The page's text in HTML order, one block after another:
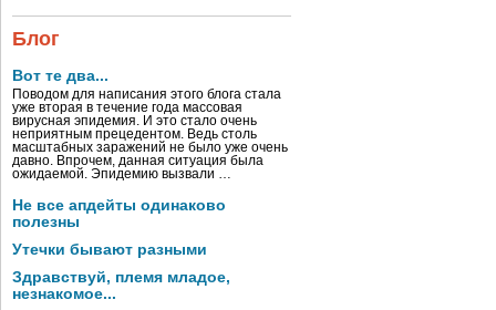
Блог
Вот те два...
Поводом для написания этого блога стала
уже вторая в течение года массовая
вирусная эпидемия. И это стало очень
неприятным прецедентом. Ведь столь
масштабных заражений не было уже очень
давно. Впрочем, данная ситуация была
ожидаемой. Эпидемию вызвали …
Не все апдейты одинаково
полезны
Утечки бывают разными
Здравствуй, племя младое,
незнакомое...